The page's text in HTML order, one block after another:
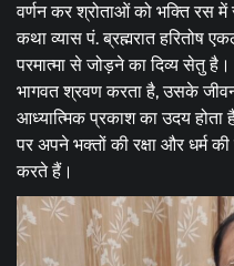
वर्णन कर श्रोताओं को भक्ति रस में
कथा व्यास पं. ब्रह्मरात हरितोष
परमात्मा से जोड़ने का दिव्य सेतु
भागवत श्रवण करता है, उसके
आध्यात्मिक प्रकाश का उदय
पर अपने भक्तों की रक्षा और धर्म
करते हैं।